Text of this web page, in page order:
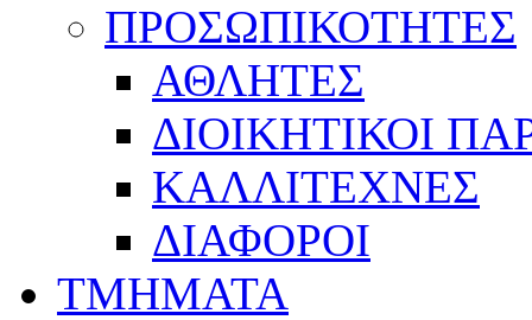
ΠΡΟΣΩΠΙΚΟΤΗΤΕΣ
ΑΘΛΗΤΕΣ
ΔΙΟΙΚΗΤΙΚΟΙ
ΚΑΛΛΙΤΕΧΝΕΣ
ΔΙΑΦΟΡΟΙ
ΤΜΗΜΑΤΑ